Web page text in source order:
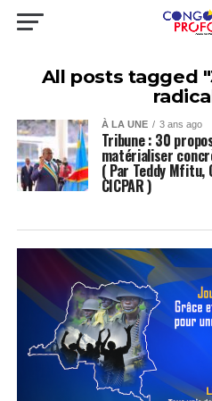
All posts tagged
À LA UNE 3 ans ago
Tribune : 30
matérialiser
( Par Teddy
CICPAR )